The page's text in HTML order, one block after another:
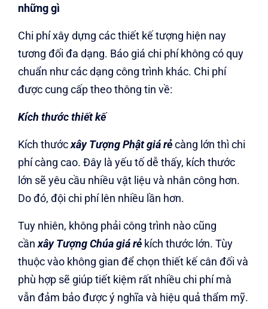
những gì
Chi phí xây dựng các thiết kế tượng hiện nay
tương đối đa dạng. Báo giá chi phí không có quy
chuẩn như các dạng công trình khác. Chi phí
được cung cấp theo thông tin về:
Kích thước thiết kế
Kích thướcxây Tượng Phật giá rẻcàng lớn thì chi
phí càng cao. Đây là yếu tố dễ thấy, kích thước
lớn sẽ yêu cầu nhiều vật liệu và nhân công hơn.
Do đó, đội chi phí lên nhiều lần hơn.
Tuy nhiên, không phải công trình nào cũng
cần xây Tượng Chúa giá rẻ kích thước lớn. Tùy
thuộc vào không gian để chọn thiết kế cân đối và
phù hợp sẽ giúp tiết kiệm rất nhiều chi phí mà
vẫn đảm bảo được ý nghĩa và hiệu quả thẩm mỹ.